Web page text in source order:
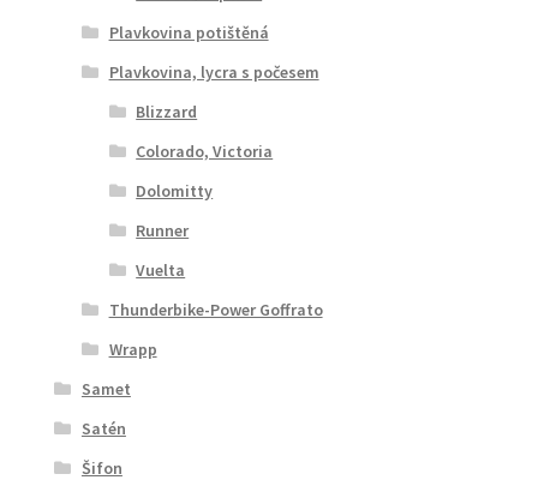
Plavkovina potištěná
Plavkovina, lycra s počesem
Blizzard
Colorado, Victoria
Dolomitty
Runner
Vuelta
Thunderbike-Power Goffrato
Wrapp
Samet
Satén
Šifon